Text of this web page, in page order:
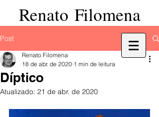
Renato Filomena
Post
Díptico
Renato Filomena
18 de abr. de 2020 1 min de leitura
Atualizado: 21 de abr. de 2020